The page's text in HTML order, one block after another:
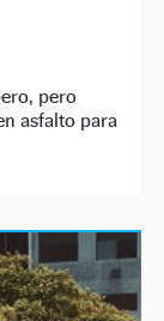
pero
asfalto para